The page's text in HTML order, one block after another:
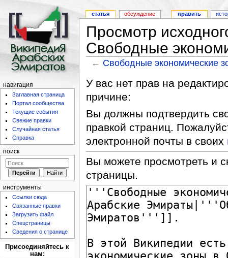
Просмотр
Свободные
← Свободные экономические
У вас нет прав на
причине:
Вы должны подтвердить
правкой страниц.
электронной почты в своих
Вы можете просмотреть и
страницы.
статья обсуждение править
навигация
Заглавная страница
Портал сообщества
Текущие события
Свежие правки
Случайная статья
Справка
поиск
инструменты
Ссылки сюда
Связанные правки
Загрузить файл
Спецстраницы
Сведения о странице
Присоединяйтесь к
нам: